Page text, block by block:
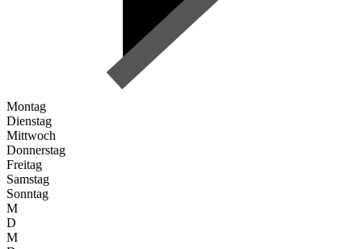
Montag
Dienstag
Mittwoch
Donnerstag
Freitag
Samstag
Sonntag
M
D
M